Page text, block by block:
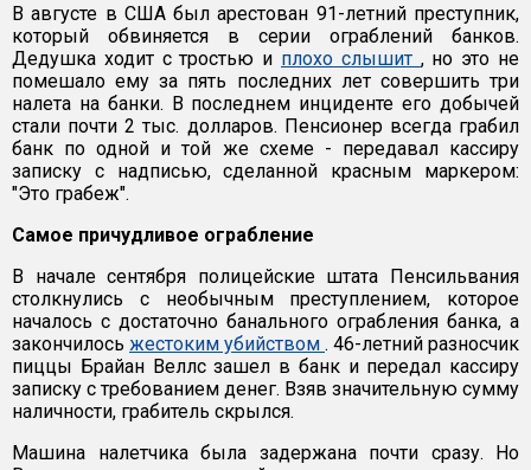
В августе в США был арестован 91-летний преступник,
который обвиняется в серии ограблений банков.
Дедушка ходит с тростью и плохо слышит , но это не
помешало ему за пять последних лет совершить три
налета на банки. В последнем инциденте его добычей
стали почти 2 тыс. долларов. Пенсионер всегда грабил
банк по одной и той же схеме - передавал кассиру
записку с надписью, сделанной красным маркером:
"Это грабеж".
Самое причудливое ограбление
В начале сентября полицейские штата Пенсильвания
столкнулись с необычным преступлением, которое
началось с достаточно банального ограбления банка, а
закончилось жестоким убийством . 46-летний разносчик
пиццы Брайан Веллс зашел в банк и передал кассиру
записку с требованием денег. Взяв значительную сумму
наличности, грабитель скрылся.
Машина налетчика была задержана почти сразу. Но